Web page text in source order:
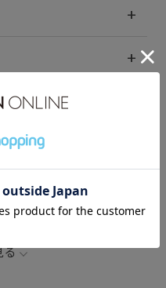
スタイリッシュ
る